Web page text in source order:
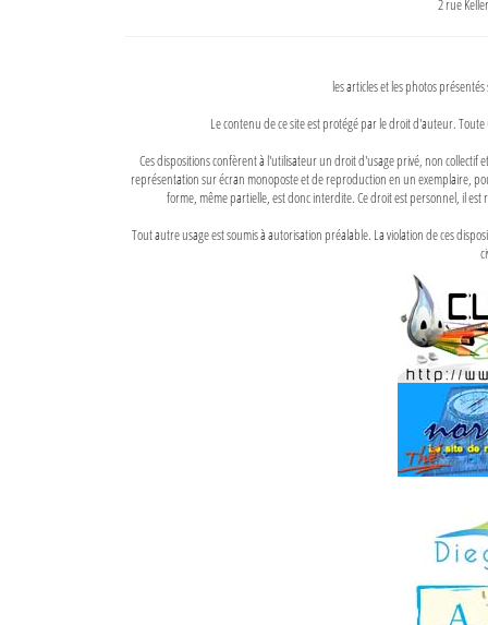
2 rue
les articles et les photos
Le contenu de ce site est protégé par le droit d'auteur.
Ces dispositions confèrent à l'utilisateur un droit d'usage privé, non
représentation sur écran monoposte et de reproduction en un exemplaire,
forme, même partielle, est donc interdite. Ce droit est personnel, il
Tout autre usage est soumis à autorisation préalable. La violation de ces